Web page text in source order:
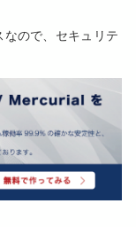
なので、セキュリテ